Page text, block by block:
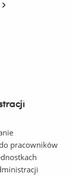
pracowników